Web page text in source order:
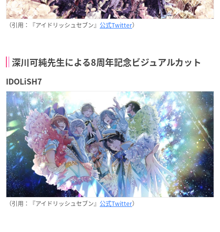
（引用：『アイドリッシュセブン』 公式Twitter）
深川可純先生による8周年記念ビジュアルカット
IDOLiSH7
（引用：『アイドリッシュセブン』 公式Twitter）